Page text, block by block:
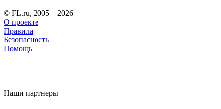
© FL.ru, 2005 – 2026
О проекте
Правила
Безопасность
Помощь
Наши партнеры